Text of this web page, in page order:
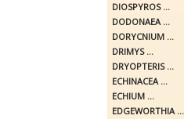
DIOSPYROS ...
DODONAEA ...
DORYCNIUM ...
DRIMYS ...
DRYOPTERIS ...
ECHINACEA ...
ECHIUM ...
EDGEWORTHIA ...